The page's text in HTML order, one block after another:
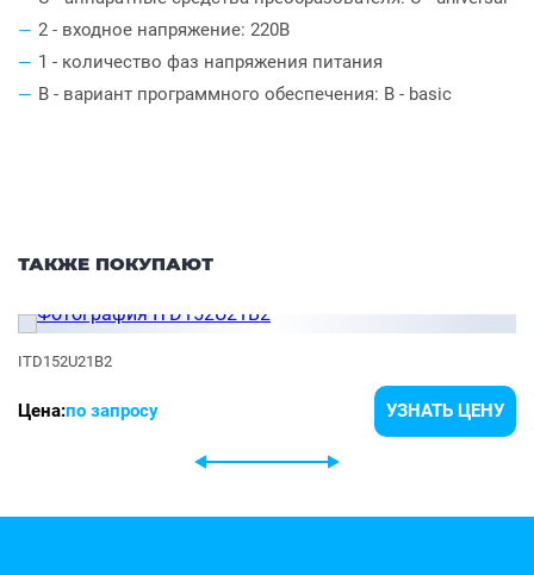
2 - входное напряжение: 220В
1 - количество фаз напряжения питания
B - вариант программного обеспечения: B - basic
ТАКЖЕ ПОКУПАЮТ
ITD152U21B2
Цена:по запросу УЗНАТЬ ЦЕНУ